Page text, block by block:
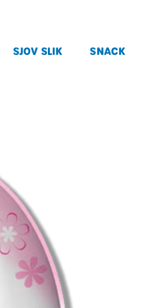
SJOV SLIK SNACK